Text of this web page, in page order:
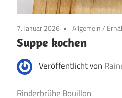
7. Januar 2026 Allgemein/
Suppe kochen
Veröffentlicht von
Rinderbrühe Bouillon